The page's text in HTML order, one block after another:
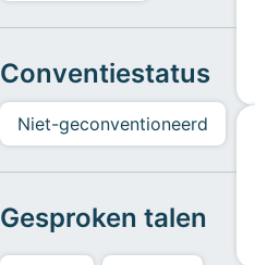
Conventiestatus
Niet-geconventioneerd
Gesproken talen